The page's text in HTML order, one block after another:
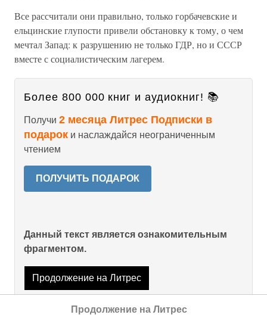
Все рассчитали они правильно, только горбачевские и
ельцинские глупости привели обстановку к тому, о чем
мечтал Запад: к разрушению не только ГДР, но и СССР
вместе с социалистическим лагерем.
Более 800 000 книг и аудиокниг! 📚
Получи 2 месяца Литрес Подписки в
подарок и наслаждайся неограниченным
чтением
ПОЛУЧИТЬ ПОДАРОК
Данный текст является ознакомительным
фрагментом.
Продолжение на Литрес
Продолжение на Литрес